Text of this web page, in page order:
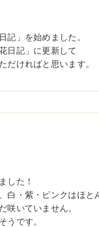
記」を始めました。
日記」に更新して
だければと思います。
した！
白・紫・ピンクはほと
咲いていません。
うです。